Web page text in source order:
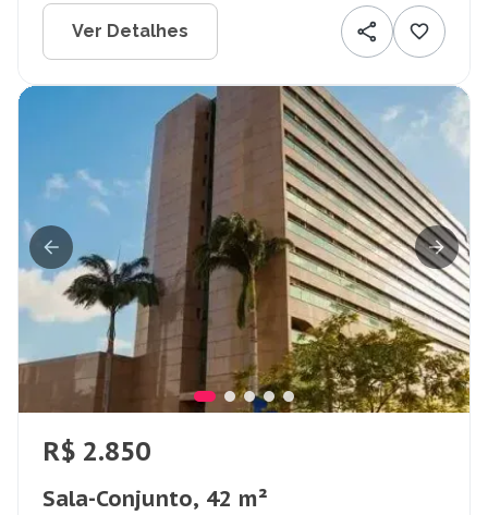
Ver Detalhes
R$ 2.850
Sala-Conjunto, 42 m²